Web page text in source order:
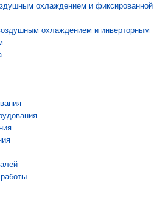
охлаждением и фиксированной
охлаждением и инверторным